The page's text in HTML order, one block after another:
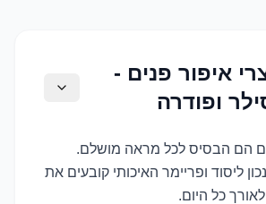
איפור פנים -
ופודרה
הם הבסיס לכל מראה מושלם.
ליסוד ופריימר האיכותי קובעים את
כל היום.